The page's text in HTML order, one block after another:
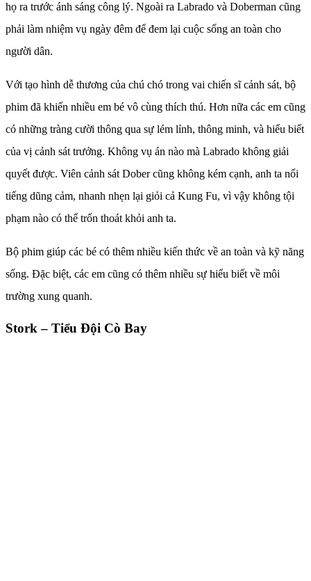
họ ra trước ánh sáng công lý. Ngoài ra Labrado và Doberman cũng
phải làm nhiệm vụ ngày đêm để đem lại cuộc sống an toàn cho
người dân.
Với tạo hình dễ thương của chú chó trong vai chiến sĩ cảnh sát, bộ
phim đã khiến nhiều em bé vô cùng thích thú. Hơn nữa các em cũng
có những tràng cười thông qua sự lém lỉnh, thông minh, và hiểu biết
của vị cảnh sát trưởng. Không vụ án nào mà Labrado không giải
quyết được. Viên cảnh sát Dober cũng không kém cạnh, anh ta nổi
tiếng dũng cảm, nhanh nhẹn lại giỏi cả Kung Fu, vì vậy không tội
phạm nào có thể trốn thoát khỏi anh ta.
Bộ phim giúp các bé có thêm nhiều kiến thức về an toàn và kỹ năng
sống. Đặc biệt, các em cũng có thêm nhiều sự hiểu biết về môi
trường xung quanh.
Stork – Tiểu Đội Cò Bay